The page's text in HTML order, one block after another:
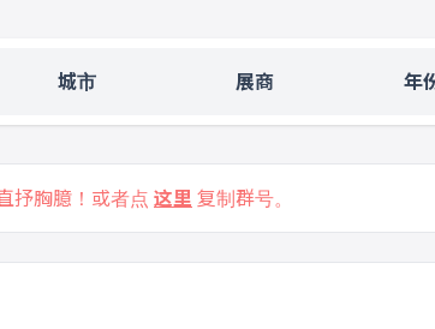
城市 展商 年
抒胸臆！或者点 这里 复制群号。